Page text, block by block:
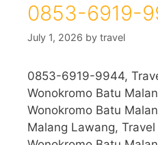
0853-6919-
July 1, 2026 by travel
0853-6919-9944,
Wonokromo Batu
Wonokromo Batu
Malang Lawang,